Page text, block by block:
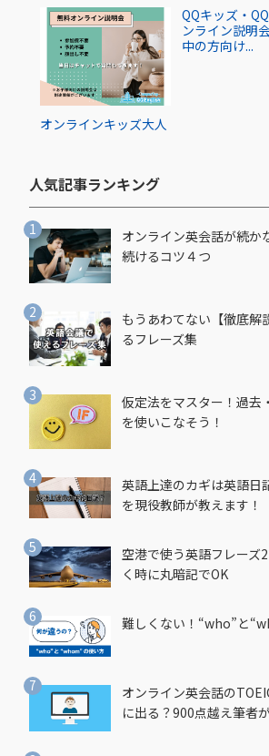
オンラインキッズ大人
QQキッズ・
ンライン説明
中の方向け...
人気記事ランキング​
オンライン英会話が続か
続けるコツ４つ
もうあわてない【徹底解
るフレーズ集
仮定法をマスター！過去
を使いこなそう！
英語上達のカギは英語
を現役教師が教えます！
空港で使う英語フレーズ
く時に丸暗記でOK
難しくない！“who”と
オンライン英会話の
に出る？900点越え筆者